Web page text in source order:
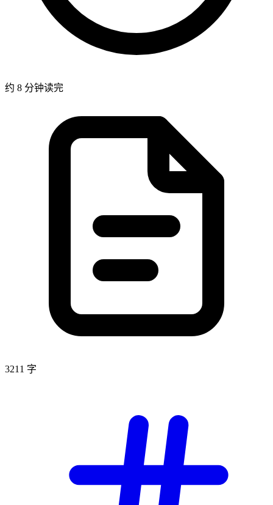
约 8 分钟读完
3211 字